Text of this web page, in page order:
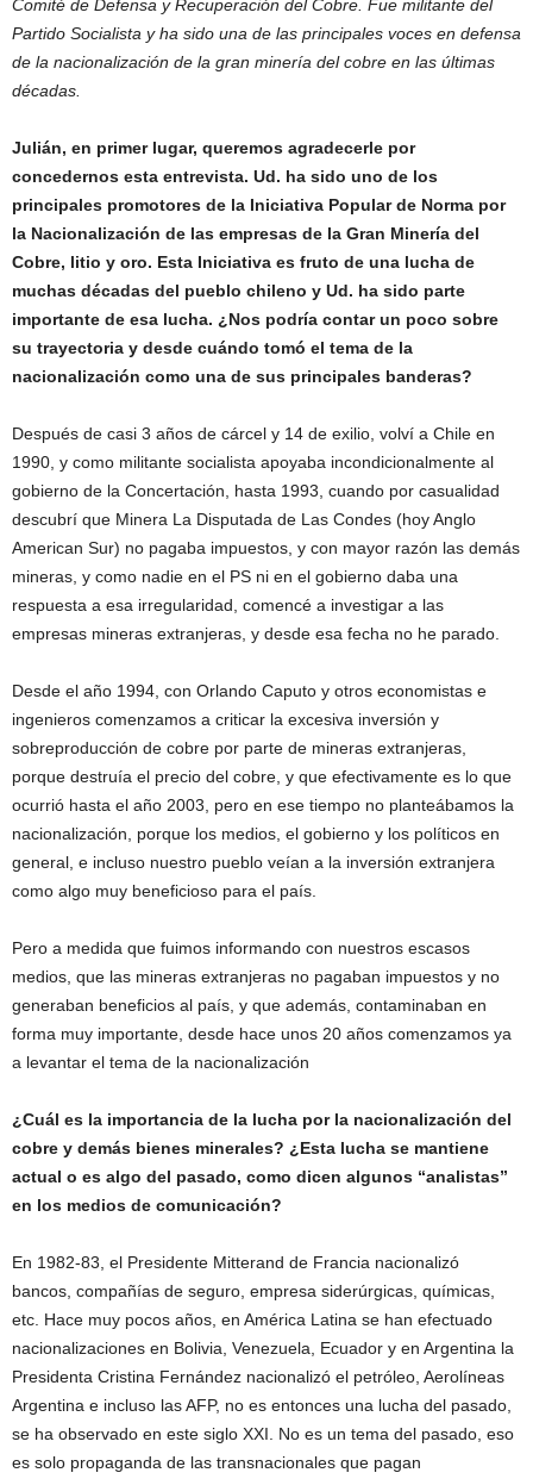
Comité de Defensa y Recuperación del Cobre. Fue militante del
Partido Socialista y ha sido una de las principales voces en defensa
de la nacionalización de la gran minería del cobre en las últimas
décadas.
Julián, en primer lugar, queremos agradecerle por
concedernos esta entrevista. Ud. ha sido uno de los
principales promotores de la Iniciativa Popular de Norma por
la Nacionalización de las empresas de la Gran Minería del
Cobre, litio y oro. Esta Iniciativa es fruto de una lucha de
muchas décadas del pueblo chileno y Ud. ha sido parte
importante de esa lucha. ¿Nos podría contar un poco sobre
su trayectoria y desde cuándo tomó el tema de la
nacionalización como una de sus principales banderas?
Después de casi 3 años de cárcel y 14 de exilio, volví a Chile en
1990, y como militante socialista apoyaba incondicionalmente al
gobierno de la Concertación, hasta 1993, cuando por casualidad
descubrí que Minera La Disputada de Las Condes (hoy Anglo
American Sur) no pagaba impuestos, y con mayor razón las demás
mineras, y como nadie en el PS ni en el gobierno daba una
respuesta a esa irregularidad, comencé a investigar a las
empresas mineras extranjeras, y desde esa fecha no he parado.
Desde el año 1994, con Orlando Caputo y otros economistas e
ingenieros comenzamos a criticar la excesiva inversión y
sobreproducción de cobre por parte de mineras extranjeras,
porque destruía el precio del cobre, y que efectivamente es lo que
ocurrió hasta el año 2003, pero en ese tiempo no planteábamos la
nacionalización, porque los medios, el gobierno y los políticos en
general, e incluso nuestro pueblo veían a la inversión extranjera
como algo muy beneficioso para el país.
Pero a medida que fuimos informando con nuestros escasos
medios, que las mineras extranjeras no pagaban impuestos y no
generaban beneficios al país, y que además, contaminaban en
forma muy importante, desde hace unos 20 años comenzamos ya
a levantar el tema de la nacionalización
¿Cuál es la importancia de la lucha por la nacionalización del
cobre y demás bienes minerales? ¿Esta lucha se mantiene
actual o es algo del pasado, como dicen algunos “analistas”
en los medios de comunicación?
En 1982-83, el Presidente Mitterand de Francia nacionalizó
bancos, compañías de seguro, empresa siderúrgicas, químicas,
etc. Hace muy pocos años, en América Latina se han efectuado
nacionalizaciones en Bolivia, Venezuela, Ecuador y en Argentina la
Presidenta Cristina Fernández nacionalizó el petróleo, Aerolíneas
Argentina e incluso las AFP, no es entonces una lucha del pasado,
se ha observado en este siglo XXI. No es un tema del pasado, eso
es solo propaganda de las transnacionales que pagan